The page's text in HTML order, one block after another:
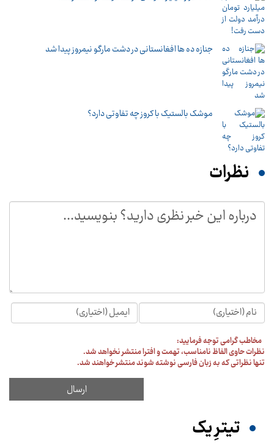
جنازه ده ها افغانستانی در دشت مارگو نیمروز پیدا شد
موشک بالستیک با کروز چه تفاوتی دارد؟
نظرات
مخاطب گرامی توجه فرمایید:
نظرات حاوی الفاظ نامناسب، تهمت و افترا منتشر نخواهد شد.
تنها نظراتی که به زبان فارسی نوشته شوند منتشر خواهند شد.
تیترِ یک